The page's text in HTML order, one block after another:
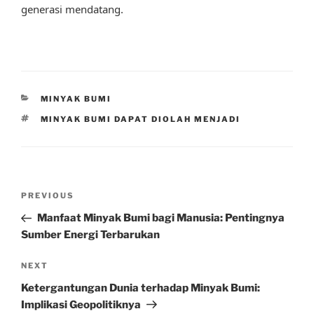
generasi mendatang.
CATEGORIES
MINYAK BUMI
TAGS
MINYAK BUMI DAPAT DIOLAH MENJADI
Previous
Post
PREVIOUS
Manfaat Minyak Bumi bagi Manusia: Pentingnya
Sumber Energi Terbarukan
Next
Post
NEXT
Ketergantungan Dunia terhadap Minyak Bumi:
Implikasi Geopolitiknya